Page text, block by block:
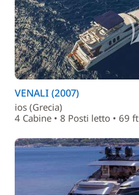
VENALI (2007)
ios (Grecia)
4 Cabine • 8 Posti letto • 69 ft